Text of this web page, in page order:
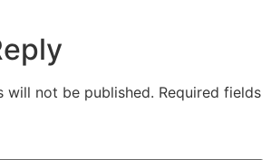
will not be published. Required fields